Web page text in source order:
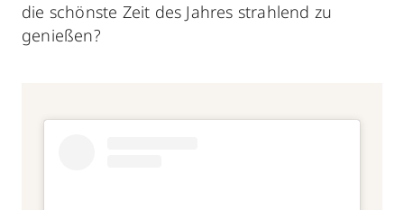
die schönste Zeit des Jahres strahlend zu
genießen?